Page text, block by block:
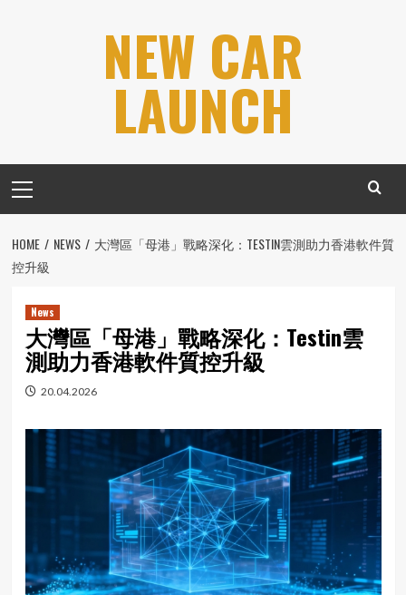
NEW CAR
LAUNCH
Menu
HOME NEWS
大灣區「母港」戰略深化：TESTIN雲測助力香港軟件質
控升級
News
大灣區「母港」戰略深化：Testin雲
測助力香港軟件質控升級
20.04.2026